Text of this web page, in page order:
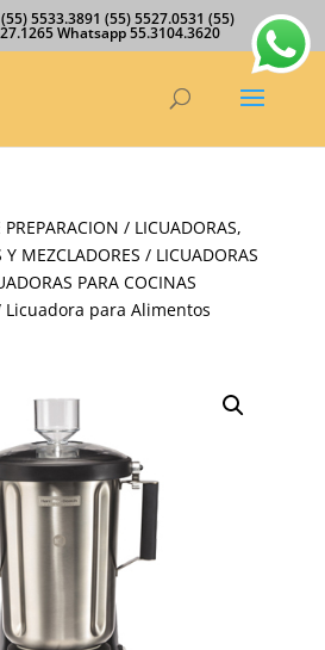
5533.3891 (55) 5527.0531 (55)
Whatsapp 55.3104.3620
/ LICUADORAS,
MEZCLADORES / LICUADORAS
PARA COCINAS
Licuadora para Alimentos